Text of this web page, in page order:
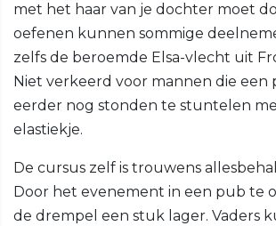
met het haar van je dochter moet
oefenen kunnen sommige
zelfs de beroemde Elsa-vlecht uit
Niet verkeerd voor mannen die een
eerder nog stonden te stuntelen
elastiekje.
De cursus zelf is trouwens
Door het evenement in een pub te
de drempel een stuk lager. Vaders